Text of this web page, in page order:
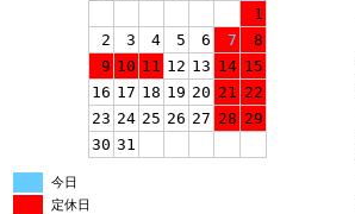
1
2
3 4 5 6 7
8
9 10 11 12 13 14 15
16 17 18 19 20 21 22
23 24 25 26 27 28 29
30 31
今日
定休日